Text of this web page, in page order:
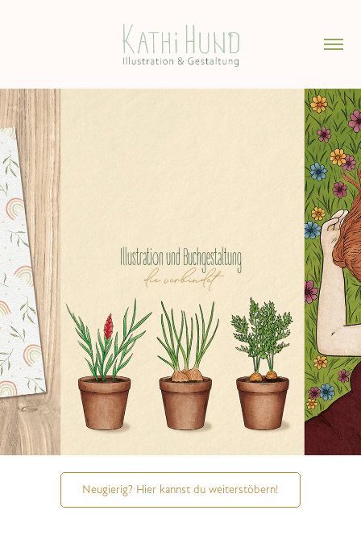
Illustration und Buchgestaltung
die verbindet
Neugierig? Hier kannst du weiterstöbern!